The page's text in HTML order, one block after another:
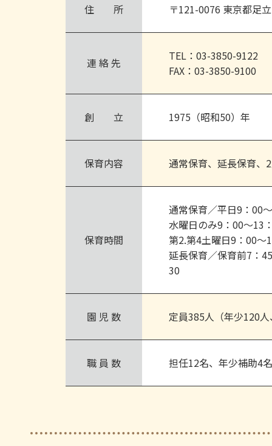
住 所 〒121-0076 東京都足
連 絡 先
TEL：03-3850-9122
FAX：03-3850-9100
創 立 1975（昭和50）年
保育内容 通常保育、延長保育、
保育時間
通常保育／平日9：00
水曜日のみ9：00～13
第2.第4土曜日9：00～
延長保育／保育前7：
30
園 児 数 定員385人（年少120
職 員 数 担任12名、年少補助4